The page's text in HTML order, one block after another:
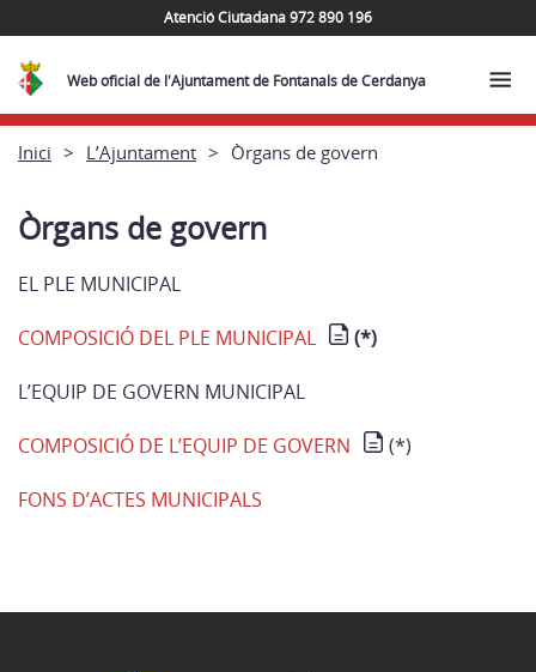
Atenció Ciutadana 972 890 196
Web oficial de l'Ajuntament de Fontanals de Cerdanya
Inici L’Ajuntament Òrgans de govern
Òrgans de govern
EL PLE MUNICIPAL
COMPOSICIÓ DEL PLE MUNICIPAL (*)
L’EQUIP DE GOVERN MUNICIPAL
COMPOSICIÓ DE L’EQUIP DE GOVERN (*)
FONS D’ACTES MUNICIPALS